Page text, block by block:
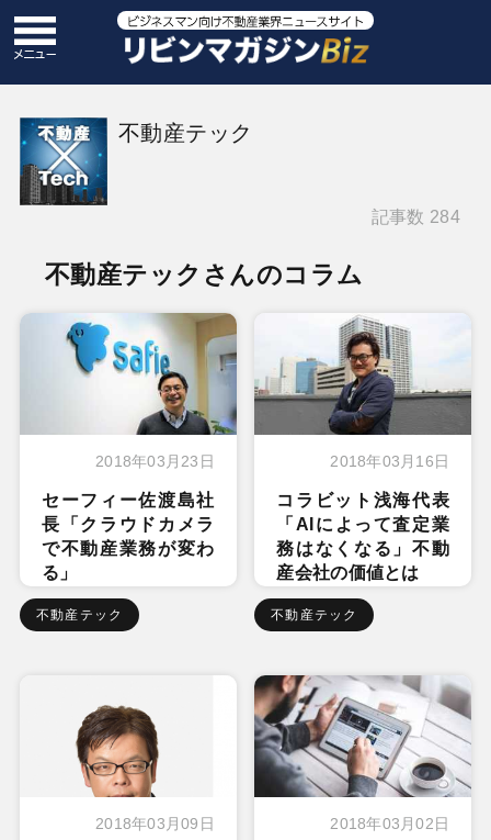
不動産テック
記事数 284
不動産テックさんのコラム
2018年03月23日
セーフィー佐渡島社
長「クラウドカメラ
で不動産業務が変わ
る」
不動産テック
2018年03月16日
コラビット浅海代表
「AIによって査定業
務はなくなる」不動
産会社の価値とは
不動産テック
2018年03月09日 2018年03月02日